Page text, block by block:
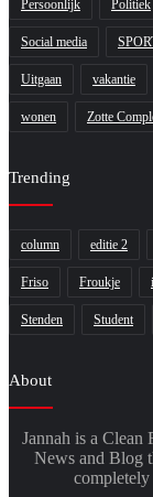
Persoonlijk Politiek
Social media
Uitgaan vakantie
wonen Zotte
Trending
column editie 2
Friso Froukje
Stenden Student
About
Jannah is a Clean
News and Blog
completely